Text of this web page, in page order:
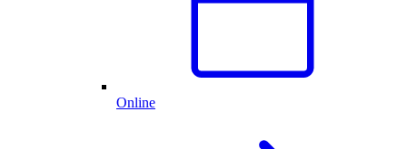
Online